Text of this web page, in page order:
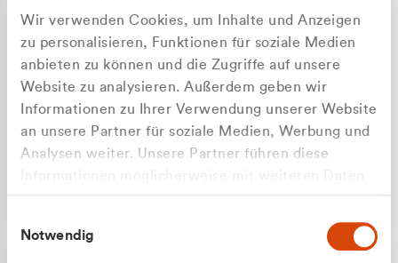
Wir verwenden Cookies, um Inhalte und Anzeigen
zu personalisieren, Funktionen für soziale Medien
anbieten zu können und die Zugriffe auf unsere
Website zu analysieren. Außerdem geben wir
Informationen zu Ihrer Verwendung unserer Website
an unsere Partner für soziale Medien, Werbung und
Analysen weiter. Unsere Partner führen diese
gesammelt haben.
Notwendig
Apilash Balanesan